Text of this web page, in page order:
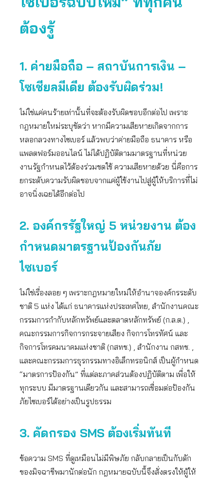
ต้องรู้
1. ค่ายมือถือ – สถาบันการเงิน –
โซเชียลมีเดีย ต้องรับผิดร่วม!
ไม่ใช่แค่คนร้ายเท่านั้นที่จะต้องรับผิดชอบอีกต่อไป เพราะ
กฎหมายใหม่ระบุชัดว่า หากมีความเสียหายเกิดจากการ
หลอกลวงทางไซเบอร์ แล้วพบว่าค่ายมือถือ ธนาคาร หรือ
แพลตฟอร์มออนไลน์ ไม่ได้ปฏิบัติตามมาตรฐานที่หน่วย
งานรัฐกำหนดไว้ต้องร่วมชดใช้ ความเสียหายด้วย นี่คือการ
ยกระดับความรับผิดชอบจากแค่ผู้ใช้งานไปสู่ผู้ให้บริการที่ไม่
อาจนิ่งเฉยได้อีกต่อไป
2. องค์กรรัฐใหญ่ 5 หน่วยงาน ต้อง
กำหนดมาตรฐานป้องกันภัย
ไซเบอร์
ไม่ใช่เรื่องลอย ๆ เพราะกฎหมายใหม่ให้อำนาจองค์กรระดับ
ชาติ 5 แห่ง ได้แก่ ธนาคารแห่งประเทศไทย, สำนักงานคณะ
กรรมการกำกับหลักทรัพย์และตลาดหลักทรัพย์ (ก.ล.ต.) ,
คณะกรรมการกิจการกระจายเสียง กิจการโทรทัศน์ และ
กิจการโทรคมนาคมแห่งชาติ (กสทช.) , สำนักงาน กสทช. ,
และคณะกรรมการธุรกรรมทางอิเล็กทรอนิกส์ เป็นผู้กำหนด
“มาตรการป้องกัน” ที่แต่ละภาคส่วนต้องปฏิบัติตาม เพื่อให้
ทุกระบบ มีมาตรฐานเดียวกัน และสามารถเชื่อมต่อป้องกัน
ภัยไซเบอร์ได้อย่างเป็นรูปธรรม
3. คัดกรอง SMS ต้องเริ่มทันที
ข้อความ SMS ที่ดูเหมือนไม่มีพิษภัย กลับกลายเป็นกับดัก
ของมิจฉาชีพมานักต่อนัก กฎหมายฉบับนี้จึงสั่งตรงให้ผู้ให้